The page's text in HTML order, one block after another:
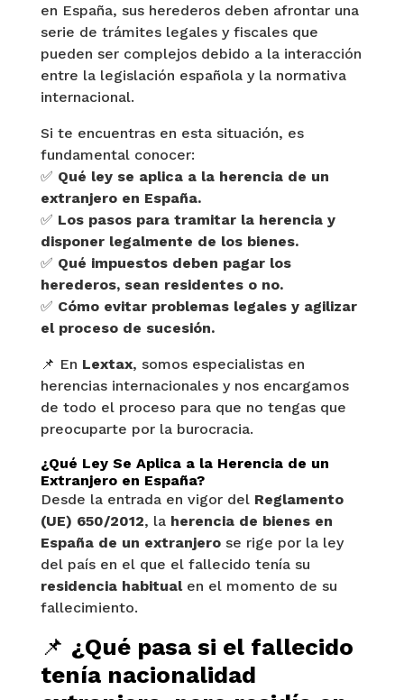
en España, sus herederos deben afrontar una
serie de trámites legales y fiscales que
pueden ser complejos debido a la interacción
entre la legislación española y la normativa
internacional.
Si te encuentras en esta situación, es
fundamental conocer:
✅ Qué ley se aplica a la herencia de un
extranjero en España.
✅ Los pasos para tramitar la herencia y
disponer legalmente de los bienes.
✅ Qué impuestos deben pagar los
herederos, sean residentes o no.
✅ Cómo evitar problemas legales y agilizar
el proceso de sucesión.
📌 En Lextax, somos especialistas en
herencias internacionales y nos encargamos
de todo el proceso para que no tengas que
preocuparte por la burocracia.
¿Qué Ley Se Aplica a la Herencia de un
Extranjero en España?
Desde la entrada en vigor del Reglamento
(UE) 650/2012, la herencia de bienes en
España de un extranjerose rige por la ley
del país en el que el fallecido tenía su
residencia habitualen el momento de su
fallecimiento.
📌 ¿Qué pasa si el fallecido
tenía nacionalidad